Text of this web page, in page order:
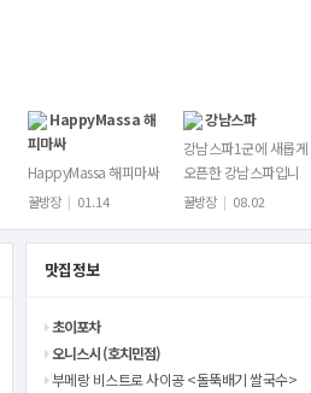
HappyMassa 해
피마싸
HappyMassa 해피마싸
1군호치민 부이비엔에
다.17-19 Do Quang
Dau, Pham Ngu Lao,
꿀방장 | 01.14
강남스파
강남스파1군에 새롭게
오픈한 강남스파입니
다.77 Đề Thám, Quận
간: 오전11시~새벽1시
꿀방장 | 08.02
맛집정보
초이포차
오니스시 (호치민점)
부메랑 비스트로 사이공 <돌뚝배기 쌀국수>